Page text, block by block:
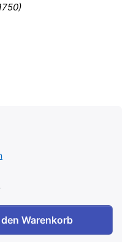
den Warenkorb